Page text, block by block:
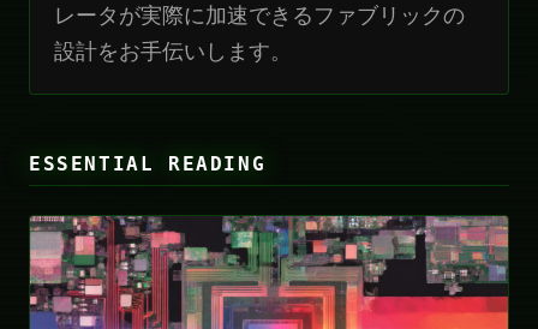
レータが実際に加速できるファブリックの
設計をお手伝いします。
ESSENTIAL READING